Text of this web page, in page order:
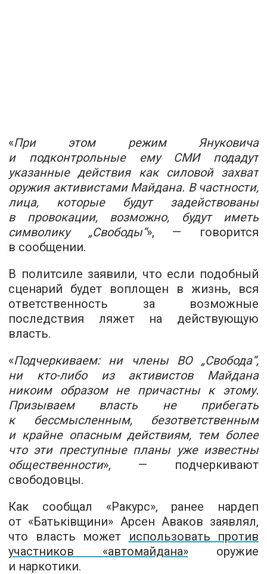
«При этом режим Януковича
и подконтрольные ему СМИ подадут
указанные действия как силовой захват
оружия активистами Майдана. В частности,
лица, которые будут задействованы
в провокации, возможно, будут иметь
символику „Свободы“», — говорится
в сообщении.
В политсиле заявили, что если подобный
сценарий будет воплощен в жизнь, вся
ответственность за возможные
последствия ляжет на действующую
власть.
«Подчеркиваем: ни члены ВО „Свобода“,
ни кто-либо из активистов Майдана
никоим образом не причастны к этому.
Призываем власть не прибегать
к бессмысленным, безответственным
и крайне опасным действиям, тем более
что эти преступные планы уже известны
общественности», — подчеркивают
свободовцы.
Как сообщал «Ракурс», ранее нардеп
от «Батьківщини» Арсен Аваков заявлял,
что власть может
использовать против
участников «автомайдана»оружие
и наркотики.